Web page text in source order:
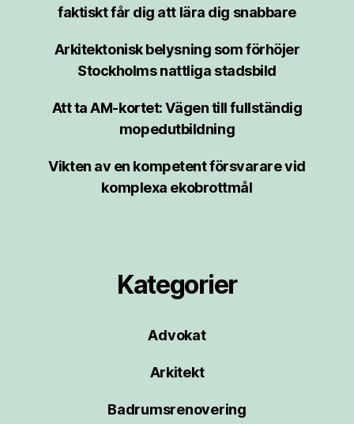
faktiskt får dig att lära dig snabbare
Arkitektonisk belysning som förhöjer
Stockholms nattliga stadsbild
Att ta AM-kortet: Vägen till fullständig
mopedutbildning
Vikten av en kompetent försvarare vid
komplexa ekobrottmål
Kategorier
Advokat
Arkitekt
Badrumsrenovering